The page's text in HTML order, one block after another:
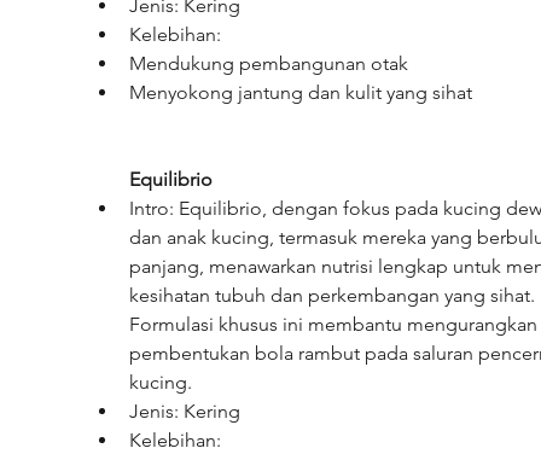
Jenis: Kering
Kelebihan:
Mendukung pembangunan otak
Menyokong jantung dan kulit yang sihat
Equilibrio
Intro: Equilibrio, dengan fokus pada kucing
dan anak kucing, termasuk mereka yang
panjang, menawarkan nutrisi lengkap untuk
kesihatan tubuh dan perkembangan yang sihat.
Formulasi khusus ini membantu mengurangkan
pembentukan bola rambut pada saluran
kucing.
Jenis: Kering
Kelebihan: